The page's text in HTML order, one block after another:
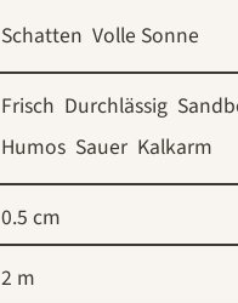
Schatten Volle Sonne
Frisch Durchlässig
Humos Sauer Kalkarm
0.5 cm
2 m